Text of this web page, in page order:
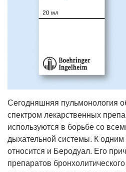
Сегодняшняя пульмонология
спектром лекарственных
используются в борьбе со
дыхательной системы. К одним
относится и Беродуал. Его
препаратов